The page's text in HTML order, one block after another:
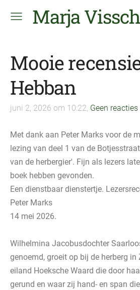
Marja
Mooie
Hebban
juni 2, 2026 om 10:22, Geen reacties
Met dank aan Peter Marks voor de
lezing van deel 1 van de
van de herbergier'. Fijn als lezers
boek hebben gevonden.
Een dienstbaar dienstertje.
Peter Marks
14 mei 2026.
Wilhelmina Jacobusdochter
genoemd, groeit op bij de herberg
eiland Hoeksche Waard die door
gerund en waar zij hand- en span